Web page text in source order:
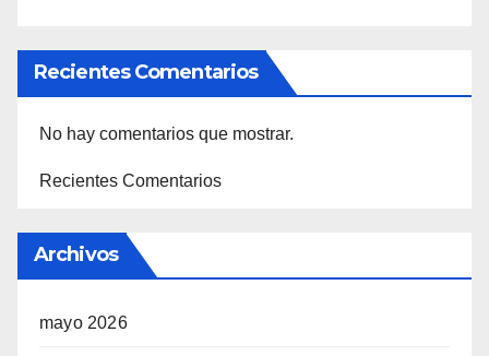
Recientes Comentarios
No hay comentarios que mostrar.
Recientes Comentarios
Archivos
mayo 2026